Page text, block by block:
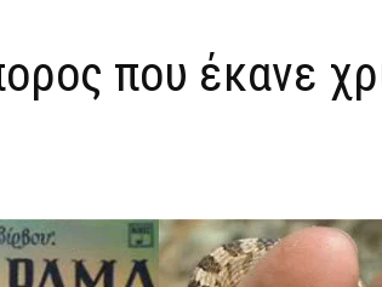
που έκανε